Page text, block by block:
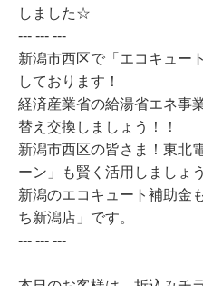
しました☆
--- --- ---
新潟市西区で「エコキュー
しております！
経済産業省の給湯省エネ事
替え交換しましょう！！
新潟市西区の皆さま！東北
ーン」も賢く活用しましょ
新潟のエコキュート補助金
ち新潟店」です。
--- --- ---